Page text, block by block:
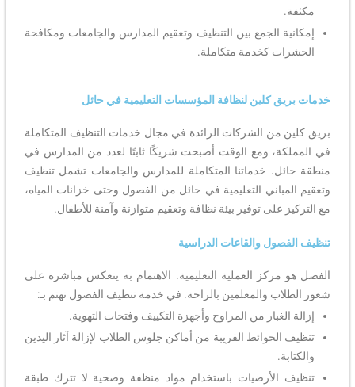
مكثفة.
إمكانية الجمع بين التنظيف وتعقيم المدارس والجامعات ومكافحة
الحشرات كخدمة متكاملة.
خدمات بريق كلين لنظافة المؤسسات التعليمية في حائل
بريق كلين من الشركات الرائدة في مجال خدمات التنظيف المتكاملة
في المملكة، ومع الوقت أصبحت شريكًا ثابتًا لعدد من المدارس في
منطقة حائل. خدماتنا المتكاملة للمدارس والجامعات تشمل تنظيف
وتعقيم المباني التعليمية في حائل من الفصول وحتى خزانات المياه،
مع التركيز على توفير بيئة نظافة وتعقيم متوازنة وآمنة للأطفال.
تنظيف الفصول والقاعات الدراسية
الفصل هو مركز العملية التعليمية. الاهتمام به ينعكس مباشرة على
شعور الطلاب والمعلمين بالراحة. في خدمة تنظيف الفصول نهتم بـ:
إزالة الغبار من المراوح وأجهزة التكييف وفتحات التهوية.
تنظيف الحوائط القريبة من أماكن جلوس الطلاب لإزالة آثار اليدين
والكتابة.
تنظيف الأرضيات باستخدام مواد منظفة وصحية لا تترك طبقة